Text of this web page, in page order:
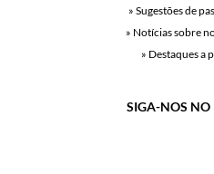
» Sugestões de
» Notícias sobre
» Destaques a
SIGA-NOS NO